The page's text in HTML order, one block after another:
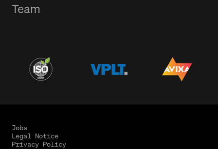
Team
Jobs
Legal Notice
Privacy Policy